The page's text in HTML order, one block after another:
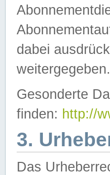
dabei
weitergegeben.
Gesonderte
finden: http://
3.
Das